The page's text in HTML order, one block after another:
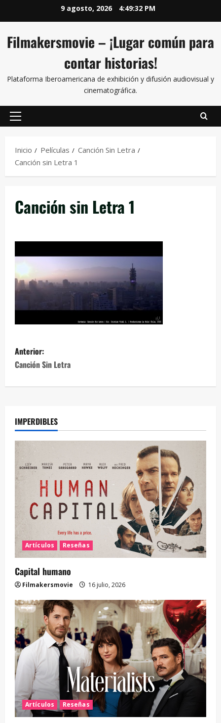
9 agosto, 2026 4:49:32 PM
Filmakersmovie – ¡Lugar común para
contar historias!
Plataforma Iberoamericana de exhibición y difusión audiovisual y
cinematográfica.
Inicio Películas
Canción Sin Letra
Canción sin Letra 1
Canción sin Letra 1
Anterior:
Canción Sin Letra
IMPERDIBLES
Artículos Reseñas
Capital humano
Filmakersmovie 16 julio, 2026
Artículos Reseñas